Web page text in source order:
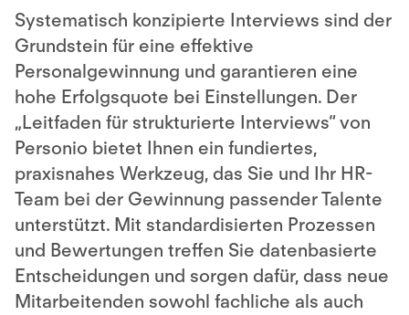
Systematisch konzipierte Interviews sind der
Grundstein für eine effektive
Personalgewinnung und garantieren eine
hohe Erfolgsquote bei Einstellungen. Der
„Leitfaden für strukturierte Interviews“ von
Personio bietet Ihnen ein fundiertes,
praxisnahes Werkzeug, das Sie und Ihr HR-
Team bei der Gewinnung passender Talente
unterstützt. Mit standardisierten Prozessen
und Bewertungen treffen Sie datenbasierte
Entscheidungen und sorgen dafür, dass neue
Mitarbeitenden sowohl fachliche als auch